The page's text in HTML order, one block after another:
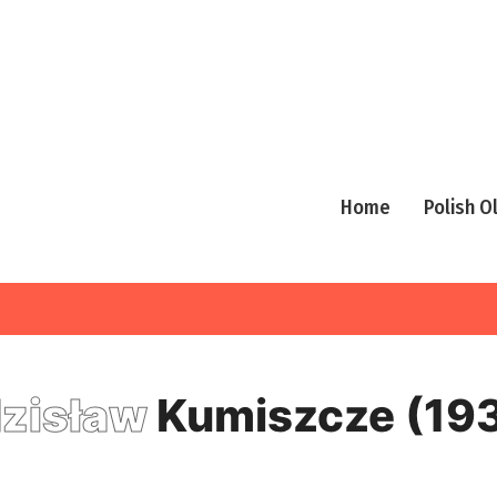
Home Polish
Kumiszcze